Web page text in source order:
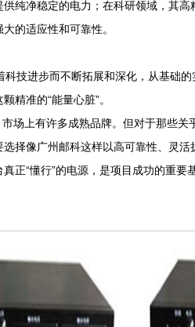
纯净稳定的电力；在科研领域，其高
的适应性和可靠性。
科技进步而不断拓展和深化，从基础
精准的“能量心脏”。
场上有许多成熟品牌。但对于那些关
择像广州邮科这样以高可靠性、灵
正“懂行”的电源，是项目成功的重要基